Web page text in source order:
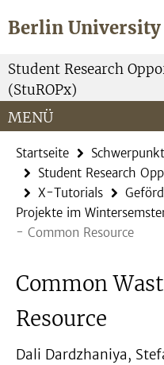
direkt
Inhalt
Berlin University
Service-
Navigation
Student Research
(StuROPx)
MENÜ
Startseite
Student Research
X-Tutorials
Projekte im
- Common Resource
Common
Resource
Dali Dardzhaniya,